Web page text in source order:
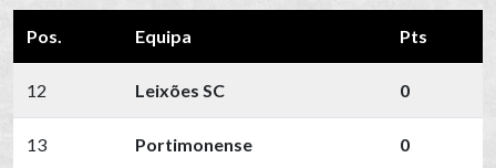
Pos. Equipa Pts
12 Leixões SC 0
13 Portimonense 0